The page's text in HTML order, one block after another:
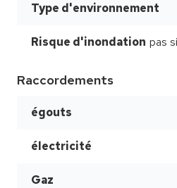
Type d'environnement
Risque d'inondation pas
Raccordements
égouts
électricité
Gaz